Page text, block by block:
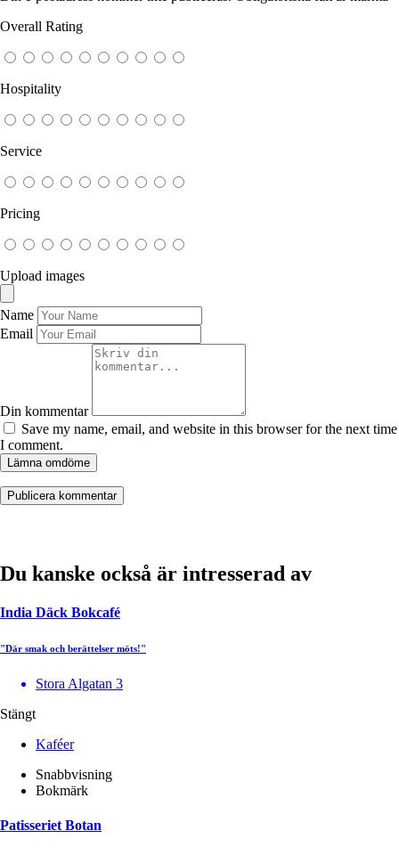
Overall Rating
Hospitality
Service
Pricing
Upload images
Name
Email
Din kommentar
Save my name, email, and website in this browser for the next time
I comment.
Lämna omdöme
Du kanske också är intresserad av
India Däck Bokcafé
"Där smak och berättelser möts!"
Stora Algatan 3
Stängt
Kaféer
Snabbvisning
Bokmärk
Patisseriet Botan